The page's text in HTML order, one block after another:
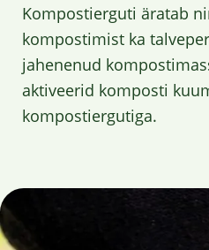
Kompostierguti äratab
kompostimist ka
jahenenud
aktiveerid komposti
kompostiergutiga.